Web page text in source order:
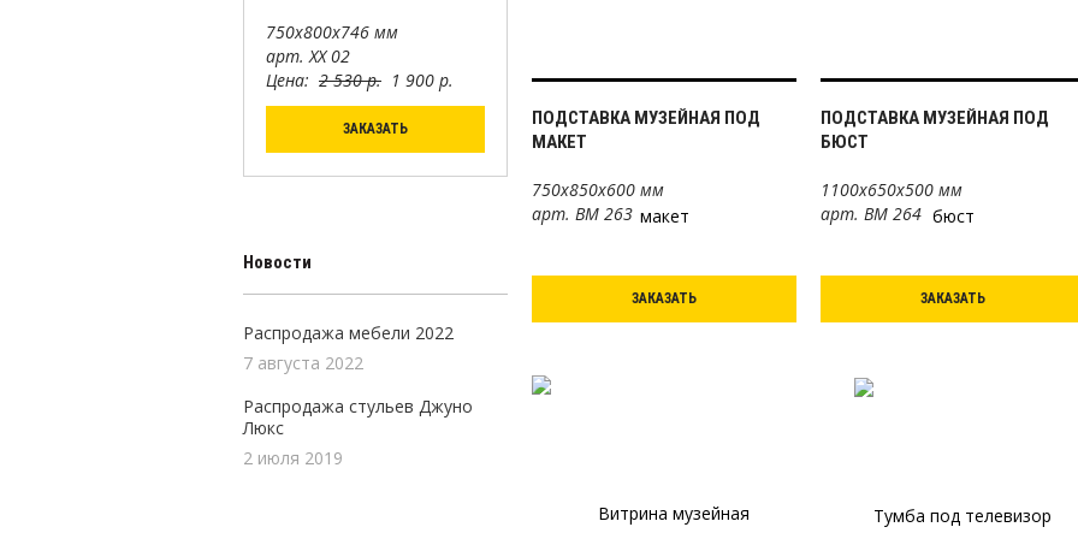
750х800х746 мм
арт. ХХ 02
Цена: 2 530 р. 1 900 р.
ЗАКАЗАТЬ
Новости
Распродажа мебели 2022
7 августа 2022
Распродажа стульев Джуно
Люкс
2 июля 2019
ПОДСТАВКА МУЗЕЙНАЯ ПОД
МАКЕТ
750х850х600 мм
арт. ВМ 263
ЗАКАЗАТЬ
ПОДСТАВКА МУЗЕЙНАЯ ПОД
БЮСТ
1100х650х500 мм
арт. ВМ 264
ЗАКАЗАТЬ